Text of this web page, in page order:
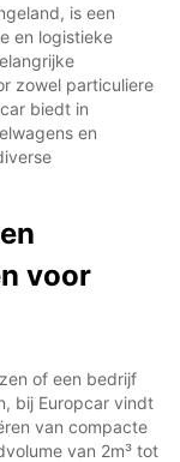
is een
en logistieke
zowel particuliere
biedt in
en
voor
of een bedrijf
bij Europcar vindt
van compacte
van 2m³ tot